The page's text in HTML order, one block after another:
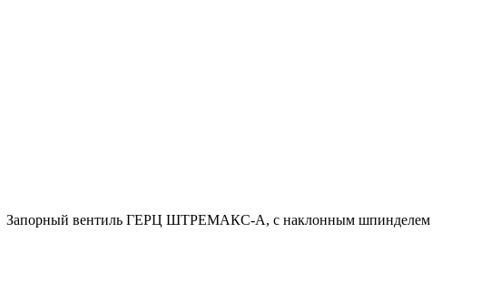
Запорный вентиль ГЕРЦ ШТРЕМАКС-A, с наклонным шпинделем